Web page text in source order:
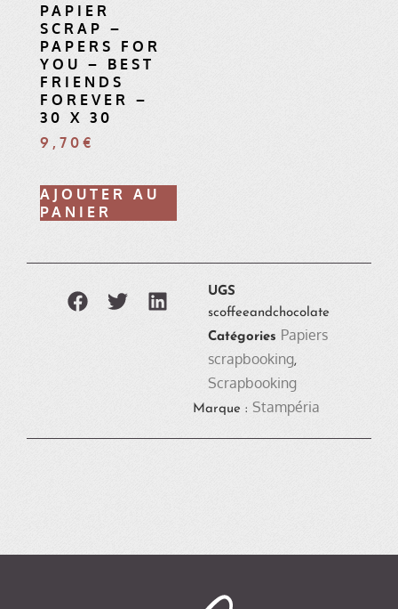
PAPIER
SCRAP –
PAPERS FOR
YOU – BEST
FRIENDS
FOREVER –
30 X 30
9,70 €
AJOUTER AU
PANIER
UGS
scoffeeandchocolate
Catégories Papiers
scrapbooking,
Scrapbooking
Marque : Stampéria